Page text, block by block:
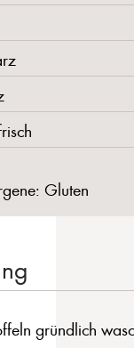
Gluten
gründlich